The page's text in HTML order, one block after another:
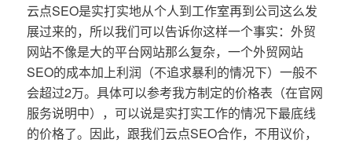
云点SEO是实打实地从个人到工作室再到公司这么发
展过来的，所以我们可以告诉你这样一个事实：外贸
网站不像是大的平台网站那么复杂，一个外贸网站
SEO的成本加上利润（不追求暴利的情况下）一般不
会超过2万。具体可以参考我方制定的价格表（在官网
服务说明中），可以说是实打实工作的情况下最底线
的价格了。因此，跟我们云点SEO合作，不用议价，